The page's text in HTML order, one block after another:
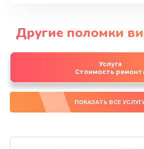
Другие поломки
Услуга
Стоимость
ПОКАЗАТЬ ВСЕ